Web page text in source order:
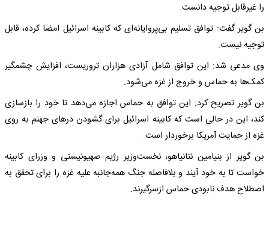
را غیرقابل توجیه دانست.
بن گویر گفت: توافق تسلیم بی‌پروایانه‌ای که کابینه اسرائیل امضا کرده، قابل
توجیه نیست.
وی مدعی شد: این توافق شامل آزادی هزاران تروریست، افزایش چشمگیر
کمک‌ها به حماس و خروج از غزه می‌شود.
بن گویر تصریح کرد: این توافق به حماس اجازه می‌دهد تا خود را بازسازی
کند، این در حالی است که کابینه اسرائیل برای گشودن درهای جهنم به روی
غزه از حمایت آمریکا برخوردار است.
بن گویر از بنیامین نتانیاهو، نخست‌وزیر رژیم صهیونیستی و وزرای کابینه
خواست تا به خود آیند و بلافاصله جنگ همه‌جانبه علیه غزه را برای تحقق به
اصطلاح هدف نابودی حماس ازسرگیرند.